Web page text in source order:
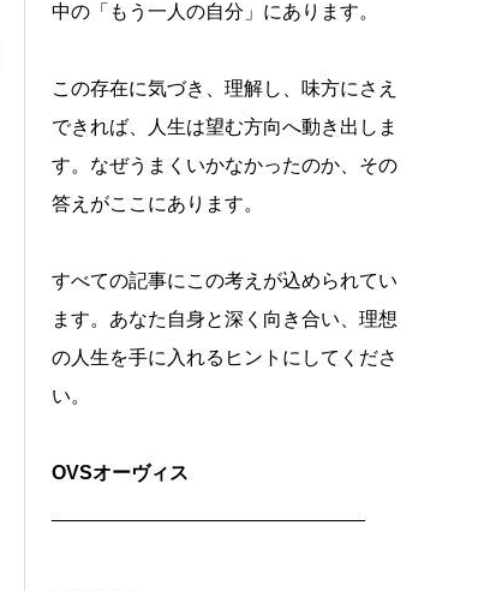
中の「もう一人の自分」にあります。
この存在に気づき、理解し、味方にさえ
できれば、人生は望む方向へ動き出しま
す。なぜうまくいかなかったのか、その
答えがここにあります。
すべての記事にこの考えが込められてい
ます。あなた自身と深く向き合い、理想
の人生を手に入れるヒントにしてくださ
い。
OVSオーヴィス